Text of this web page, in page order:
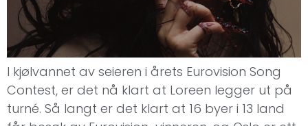
I kjølvannet av seieren i årets Eurovision Song
Contest, er det nå klart at Loreen legger ut på
turné. Så langt er det klart at 16 byer i 13 land